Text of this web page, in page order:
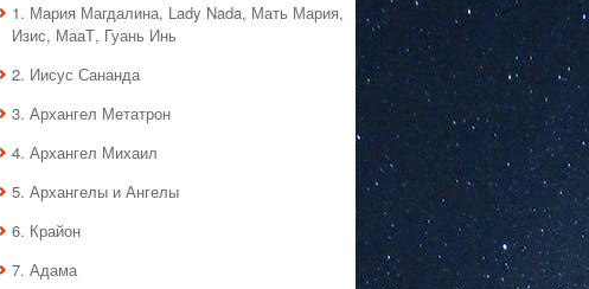
1. Мария Магдалина, Lady Nada, Мать Мария,
Изис, МааТ, Гуань Инь
2. Иисус Сананда
3. Архангел Метатрон
4. Архангел Михаил
5. Архангелы и Ангелы
6. Крайон
7. Адама